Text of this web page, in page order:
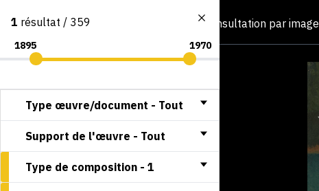
Consultation par image
1 résultat / 359
Type œuvre/document - Tout
Support de l'œuvre - Tout
Type de composition - 1